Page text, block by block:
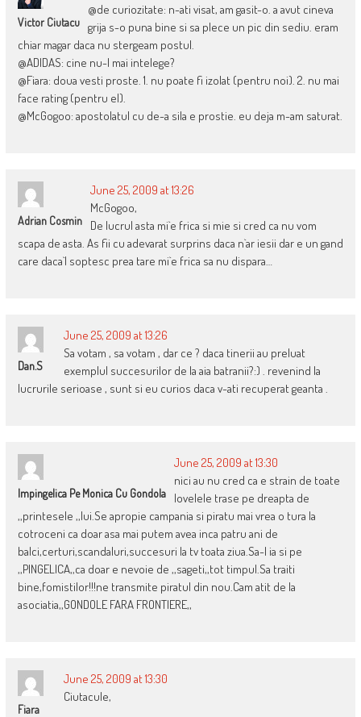
Victor Ciutacu
@de curiozitate: n-ati visat, am gasit-o. a avut cineva
grija s-o puna bine si sa plece un pic din sediu. eram
chiar magar daca nu stergeam postul.
@ADIDAS: cine nu-l mai intelege?
@Fiara: doua vesti proste. 1. nu poate fi izolat (pentru noi). 2. nu mai
face rating (pentru el).
@McGogoo: apostolatul cu de-a sila e prostie. eu deja m-am saturat.
Adrian Cosmin
June 25, 2009 at 13:26
McGogoo,
De lucrul asta mi`e frica si mie si cred ca nu vom
scapa de asta. As fii cu adevarat surprins daca n`ar iesii dar e un gand
care daca`l soptesc prea tare mi`e frica sa nu dispara…
Dan.s
June 25, 2009 at 13:26
Sa votam , sa votam , dar ce ? daca tinerii au preluat
exemplul succesurilor de la aia batranii?:) . revenind la
lucrurile serioase , sunt si eu curios daca v-ati recuperat geanta .
Impingelica Pe Monica Cu Gondola
June 25, 2009 at 13:30
nici au nu cred ca e strain de toate
lovelele trase pe dreapta de
,,printesele ,,lui.Se apropie campania si piratu mai vrea o tura la
cotroceni ca doar asa mai putem avea inca patru ani de
balci,certuri,scandaluri,succesuri la tv toata ziua.Sa-l ia si pe
,,PINGELICA,,ca doar e nevoie de ,,sageti,,tot timpul.Sa traiti
bine,fomistilor!!!ne transmite piratul din nou.Cam atit de la
asociatia,,GONDOLE FARA FRONTIERE,,
Fiara
June 25, 2009 at 13:30
Ciutacule,